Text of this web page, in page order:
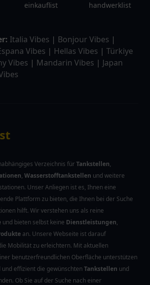
einkauflist handwerklist
Italia Vibes | Bonjour Vibes |
Vibes | Hellas Vibes | Türkiye
Vibes | Mandarin Vibes | Japan
Verzeichnis fürTankstellen,
, Wasserstofftankstellen und weitere
Unser Anliegen ist es, Ihnen eine
Plattform zu bieten, die Ihnen bei der Suche
hilft. Wir verstehen uns als reine
und bieten selbst keine Dienstleistungen,
an. Unsere Webseite ist darauf
Mobilität zu erleichtern. Mit aktuellen
benutzerfreundlichen Oberfläche unterstützen
und effizient die gewünschtenTankstellen und
Ob Sie auf der Suche nach einer